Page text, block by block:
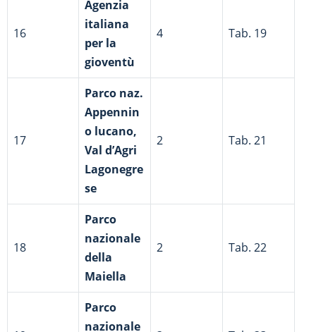
16
Agenzia
italiana
per la
gioventù
4 Tab. 19
17
Parco naz.
Appennin
o lucano,
Val d’Agri
Lagonegre
se
2 Tab. 21
18
Parco
nazionale
della
Maiella
2 Tab. 22
Parco
nazionale